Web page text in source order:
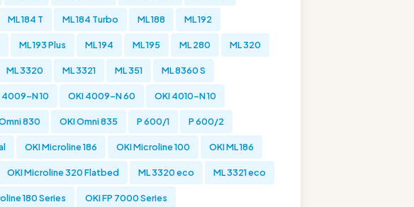
ML 184 T ML 184 Turbo ML 188 ML 192
ML 193 Plus ML 194 ML 195 ML 280 ML 320
ML 3320 ML 3321 ML 351 ML 8360 S
4009-N 10 OKI 4009-N 60 OKI 4010-N 10
830 OKI Omni 835 P 600/1 P 600/2
OKI Microline 186 OKI Microline 100 OKI ML 186
OKI Microline 320 Flatbed ML 3320 eco ML 3321 eco
180 Series OKI FP 7000 Series